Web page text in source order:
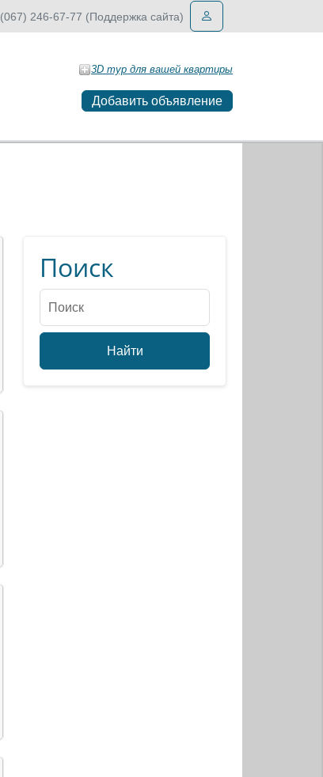
(067) 246-67-77 (Поддержка сайта)
3D тур для вашей квартиры
Добавить объявление
Поиск
Найти